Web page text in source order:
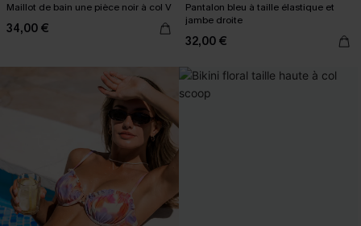
Maillot de bain une pièce noir à col V
34,00 €
Pantalon bleu à taille élastique et
jambe droite
32,00 €